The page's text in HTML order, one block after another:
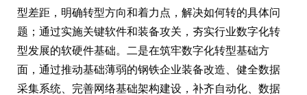
型差距，明确转型方向和着力点，解决如何转的具体问
题；通过实施关键软件和装备攻关，夯实行业数字化转
型发展的软硬件基础。二是在筑牢数字化转型基础方
面，通过推动基础薄弱的钢铁企业装备改造、健全数据
采集系统、完善网络基础架构建设，补齐自动化、数据